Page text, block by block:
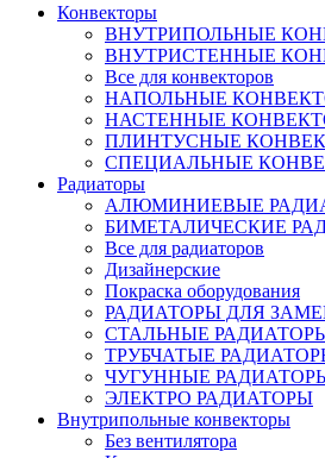
Конвекторы
ВНУТРИПОЛЬНЫЕ
ВНУТРИСТЕННЫЕ
Все для конвекторов
НАПОЛЬНЫЕ
НАСТЕННЫЕ
ПЛИНТУСНЫЕ
СПЕЦИАЛЬНЫЕ
Радиаторы
АЛЮМИНИЕВЫЕ
БИМЕТАЛИЧЕСКИЕ
Все для радиаторов
Дизайнерские
Покраска оборудования
РАДИАТОРЫ ДЛЯ
СТАЛЬНЫЕ
ТРУБЧАТЫЕ
ЧУГУННЫЕ
ЭЛЕКТРО РАДИАТОРЫ
Внутрипольные конвекторы
Без вентилятора